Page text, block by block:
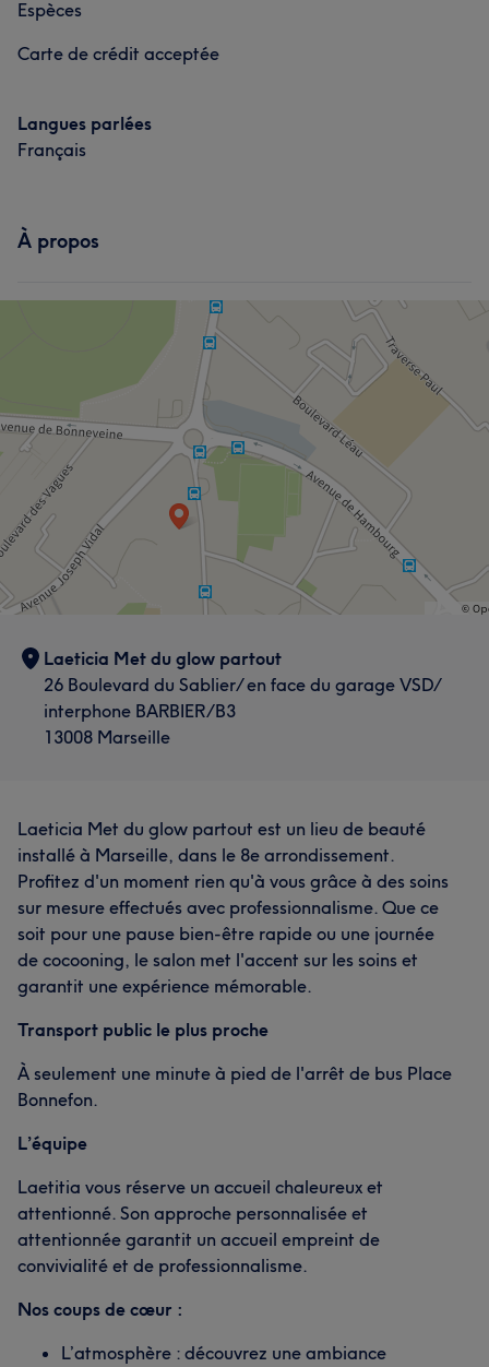
Espèces
Carte de crédit acceptée
Langues parlées
Français
À propos
Laeticia Met du glow partout
26 Boulevard du Sablier/ en face du garage VSD/
interphone BARBIER/B3
13008 Marseille
Laeticia Met du glow partout est un lieu de beauté
installé à Marseille, dans le 8e arrondissement.
Profitez d'un moment rien qu'à vous grâce à des soins
sur mesure effectués avec professionnalisme. Que ce
soit pour une pause bien-être rapide ou une journée
de cocooning, le salon met l'accent sur les soins et
garantit une expérience mémorable.
Transport public le plus proche
À seulement une minute à pied de l'arrêt de bus Place
Bonnefon.
L’équipe
Laetitia vous réserve un accueil chaleureux et
attentionné. Son approche personnalisée et
attentionnée garantit un accueil empreint de
convivialité et de professionnalisme.
Nos coups de cœur :
L’atmosphère : découvrez une ambiance